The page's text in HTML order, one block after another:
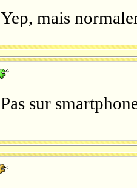
Yep, mais
Pas sur